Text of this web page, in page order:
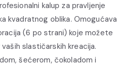
kalup za pravljenje
kvadratnog oblika. Omogućava
(6 po strani) koje možete
slastičarskih kreacija.
šećerom, čokoladom i